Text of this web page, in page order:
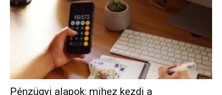
Pénzügyi alapok: mihez kezdj a